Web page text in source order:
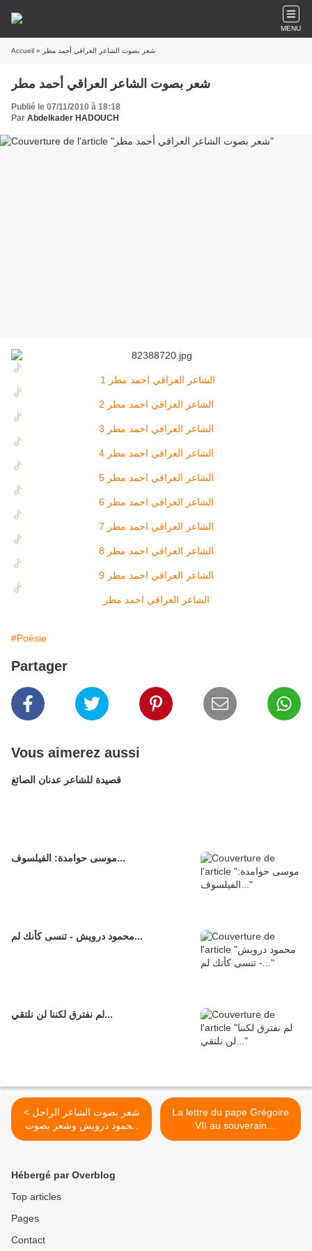
MENU
Accueil » شعر بصوت الشاعر العراقي أحمد مطر
شعر بصوت الشاعر العراقي أحمد مطر
Publié le 07/11/2010 à 18:18
Par Abdelkader HADOUCH
الشاعر العراقي احمد مطر 2
الشاعر العراقي احمد مطر 3
الشاعر العراقي احمد مطر 4
الشاعر العراقي احمد مطر 5
الشاعر العراقي احمد مطر 6
الشاعر العراقي احمد مطر 7
الشاعر العراقي احمد مطر 8
الشاعر العراقي احمد مطر 9
الشاعر العراقي احمد مطر
#Poésie
Partager
Vous aimerez aussi
قصيدة للشاعر عدنان الصائغ
موسى حوامدة: الفيلسوف...
محمود درويش - تنسى كأنك لم...
لم نفترق لكننا لن نلتقي...
< شعر بصوت الشاعر الراحل
محمود درويش وشعر بصوت
الشاعر امل دنقل
La lettre du pape Grégoire
VII au souverain
hammadide al-Nnâsir. >
Hébergé par Overblog
Top articles
Pages
Contact